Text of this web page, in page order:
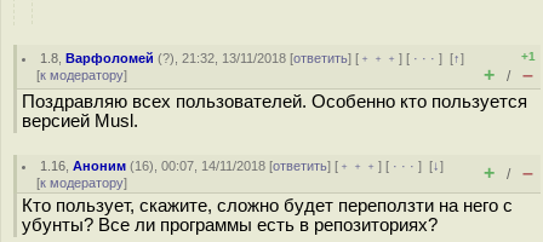
1.8 ,Варфоломей (?), 21:32, 13/11/2018 [ответить] [ ﹢﹢﹢] [ · · ·][↑]
[к модератору]
+1
+ / –
Поздравляю всех пользователей. Особенно кто пользуется
версией Musl.
1.16 ,Аноним (16), 00:07, 14/11/2018 [ответить] [ ﹢﹢﹢] [ · · ·][↓]
[к модератору] + / –
Кто пользует, скажите, сложно будет переползти на него с
убунты? Все ли программы есть в репозиториях?